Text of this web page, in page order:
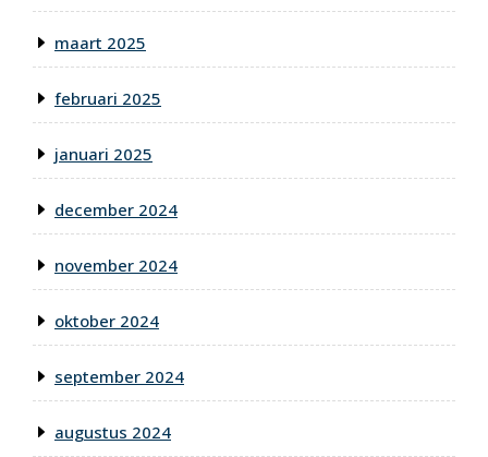
maart 2025
februari 2025
januari 2025
december 2024
november 2024
oktober 2024
september 2024
augustus 2024